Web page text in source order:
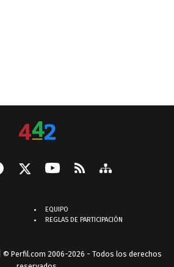
EQUIPO
REGLAS DE PARTICIPACIÓN
| © Perfil.com 2006-2026 - Todos los derechos